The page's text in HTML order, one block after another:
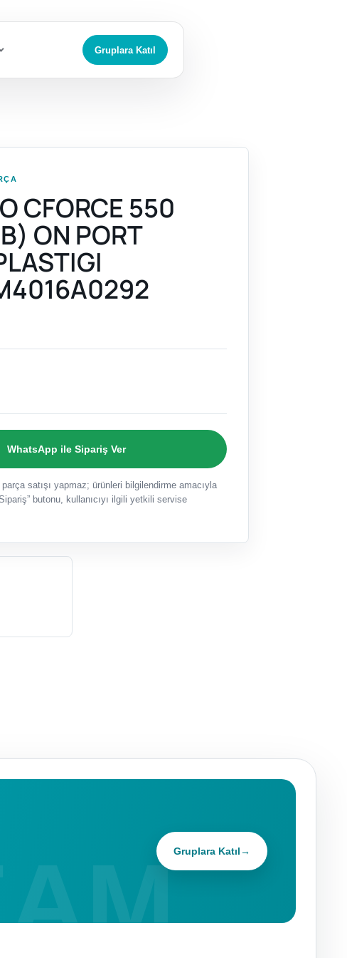
Gruplara Katıl
CFORCE 550
ON PORT
WhatsApp ile Sipariş Ver
satışı yapmaz; ürünleri bilgilendirme amacıyla
butonu, kullanıcıyı ilgili yetkili servise
Gruplara Katıl→